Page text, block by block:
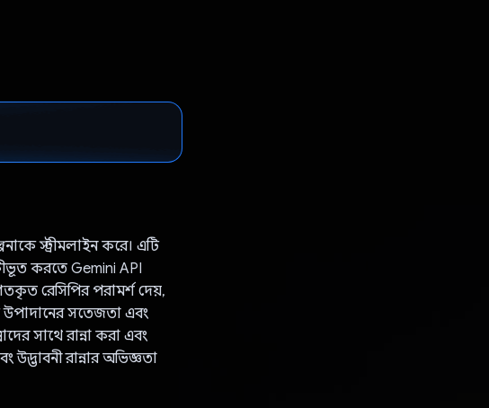
স্ট্রীমলাইন করে। এটি
করতে Gemini API
রেসিপির পরামর্শ দেয়,
উপাদানের সতেজতা এবং
সাথে রান্না করা এবং
রান্নার অভিজ্ঞতা